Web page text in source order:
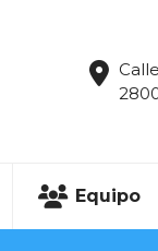
Equipo